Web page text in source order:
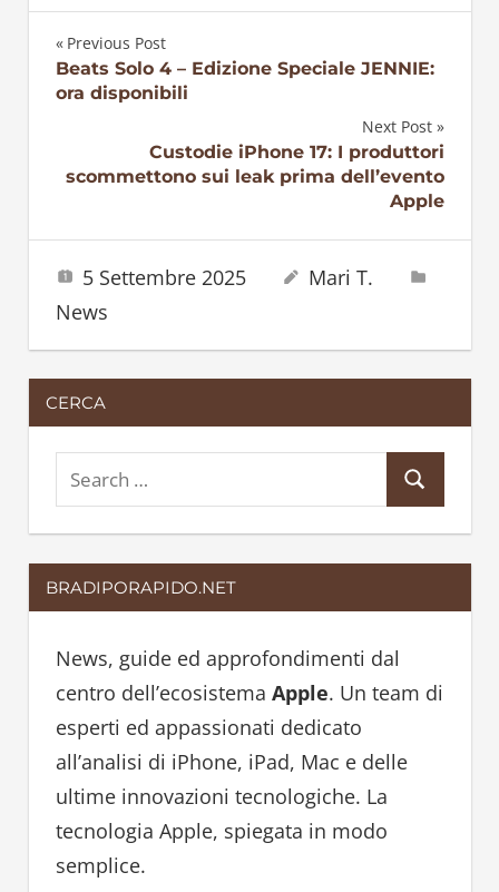
Navigazione
Previous Post
Beats Solo 4 – Edizione Speciale JENNIE:
ora disponibili
Next Post
Custodie iPhone 17: I produttori
scommettono sui leak prima dell’evento
Apple
5 Settembre 2025
Mari T.
News
CERCA
e
a
r
c
e
a
BRADIPORAPIDO.NET
News, guide ed approfondimenti dal
centro dell’ecosistema Apple. Un team di
esperti ed appassionati dedicato
all’analisi di iPhone, iPad, Mac e delle
ultime innovazioni tecnologiche. La
tecnologia Apple, spiegata in modo
semplice.